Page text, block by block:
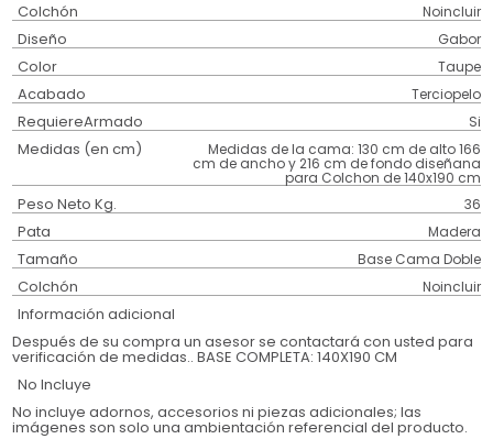
Colchón Noincluir
Diseño Gabor
Color Taupe
Acabado Terciopelo
RequiereArmado Si
Medidas (en cm) Medidas de la cama: 130 cm de alto 166
cm de ancho y 216 cm de fondo diseñana
para Colchon de 140x190 cm
Peso Neto Kg. 36
Pata Madera
Tamaño Base Cama Doble
Colchón Noincluir
Información adicional
Después de su compra un asesor se contactará con usted para
verificación de medidas.. BASE COMPLETA: 140X190 CM
No Incluye
No incluye adornos, accesorios ni piezas adicionales; las
imágenes son solo una ambientación referencial del producto.